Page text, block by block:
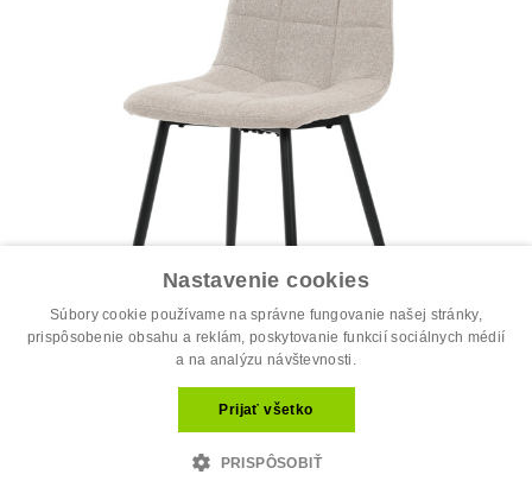
Jedálenská stolička, béžová, látka, D...
Nastavenie cookies
Súbory cookie používame na správne fungovanie našej stránky,
prispôsobenie obsahu a reklám, poskytovanie funkcií sociálnych médií
a na analýzu návštevnosti.
Prijať všetko
PRISPÔSOBIŤ